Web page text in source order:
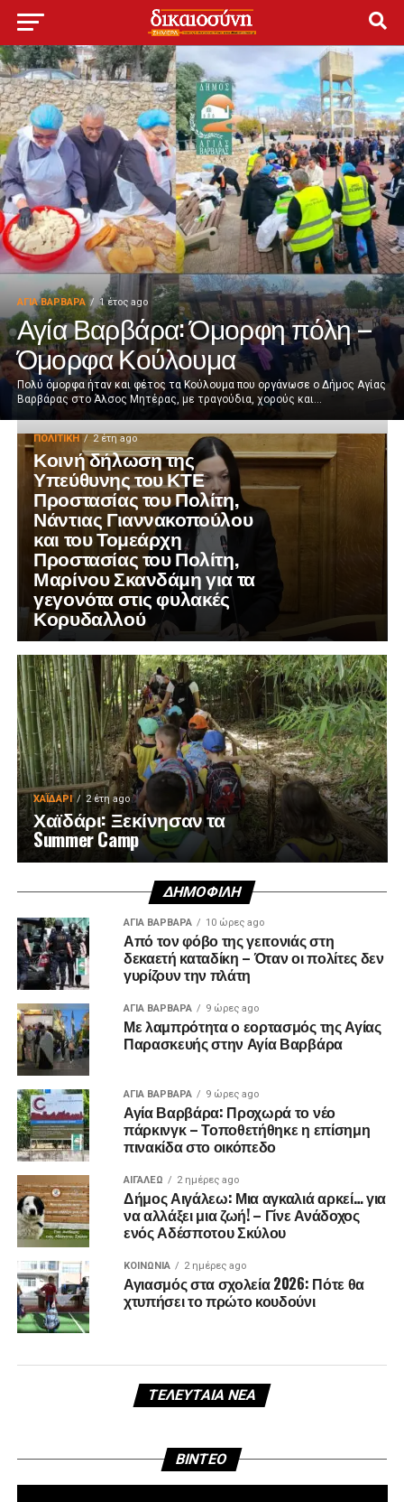
ΑΓΙΑ ΒΑΡΒΑΡΑ 1 έτος ago
Αγία Βαρβάρα: Όμορφη πόλη –
Όμορφα Κούλουμα
Πολύ όμορφα ήταν και φέτος τα Κούλουμα που οργάνωσε ο Δήμος Αγίας
Βαρβάρας στο Άλσος Μητέρας, με τραγούδια, χορούς και...
ΠΟΛΙΤΙΚΉ 2 έτη ago
Κοινή δήλωση της
Υπεύθυνης του ΚΤΕ
Προστασίας του Πολίτη,
Νάντιας Γιαννακοπούλου
και του Τομεάρχη
Προστασίας του Πολίτη,
Μαρίνου Σκανδάμη για τα
γεγονότα στις φυλακές
Κορυδαλλού
ΧΑΪΔΑΡΙ 2 έτη ago
Χαϊδάρι: Ξεκίνησαν τα
Summer Camp
ΔΗΜΟΦΙΛΉ
ΑΓΙΑ ΒΑΡΒΑΡΑ 10 ώρες ago
Από τον φόβο της γειτονιάς στη
δεκαετή καταδίκη – Όταν οι πολίτες δεν
γυρίζουν την πλάτη
ΑΓΙΑ ΒΑΡΒΑΡΑ 9 ώρες ago
Με λαμπρότητα ο εορτασμός της Αγίας
Παρασκευής στην Αγία Βαρβάρα
ΑΓΙΑ ΒΑΡΒΑΡΑ 9 ώρες ago
Αγία Βαρβάρα: Προχωρά το νέο
πάρκινγκ – Τοποθετήθηκε η επίσημη
πινακίδα στο οικόπεδο
ΑΙΓΑΛΕΩ 2 ημέρες ago
Δήμος Αιγάλεω: Μια αγκαλιά αρκεί… για
να αλλάξει μια ζωή! – Γίνε Ανάδοχος
ενός Αδέσποτου Σκύλου
ΚΟΙΝΩΝΊΑ 2 ημέρες ago
Αγιασμός στα σχολεία 2026: Πότε θα
χτυπήσει το πρώτο κουδούνι
ΤΕΛΕΥΤΑΊΑ ΝΈΑ
BINTEO